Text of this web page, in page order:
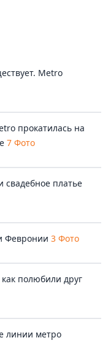
Metro
прокатилась на
7 Фото
свадебное платье
Февронии 3 Фото
полюбили друг
линии метро